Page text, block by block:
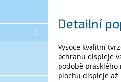
Detailní
Vysoce kvalitní
ochranu displeje
podobě prasklého
plochu displeje až